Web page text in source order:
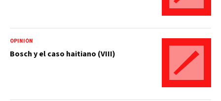
OPINIÓN
Bosch y el caso haitiano (VIII)